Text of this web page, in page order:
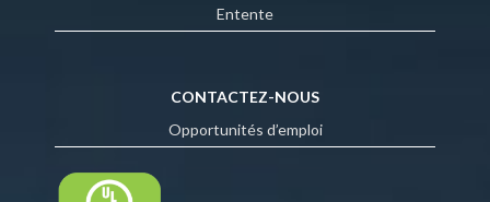
Entente
CONTACTEZ-NOUS
Opportunités d’emploi